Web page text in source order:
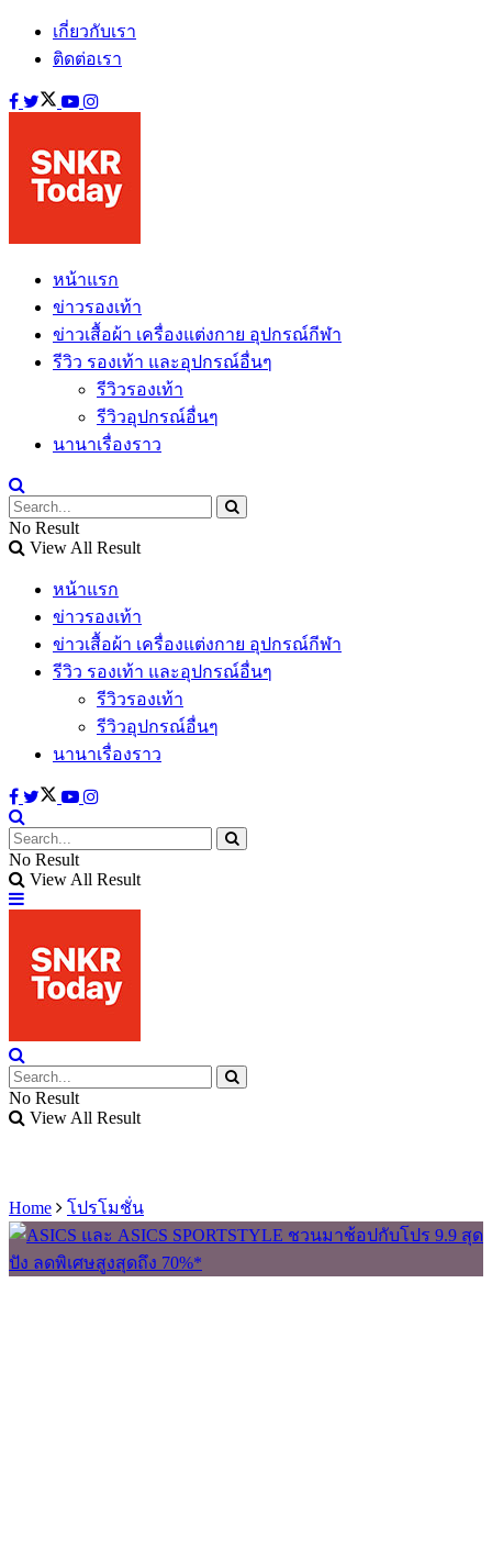
เกี่ยวกับเรา
ติดต่อเรา
หน้าแรก
ข่าวรองเท้า
ข่าวเสื้อผ้า เครื่องแต่งกาย อุปกรณ์กีฬา
รีวิว รองเท้า และอุปกรณ์อื่นๆ
รีวิวรองเท้า
รีวิวอุปกรณ์อื่นๆ
นานาเรื่องราว
No Result
View All Result
หน้าแรก
ข่าวรองเท้า
ข่าวเสื้อผ้า เครื่องแต่งกาย อุปกรณ์กีฬา
รีวิว รองเท้า และอุปกรณ์อื่นๆ
รีวิวรองเท้า
รีวิวอุปกรณ์อื่นๆ
นานาเรื่องราว
No Result
View All Result
No Result
View All Result
Home โปรโมชั่น